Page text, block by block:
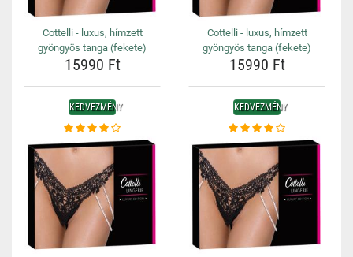
Cottelli - luxus, hímzett
gyöngyös tanga (fekete)
15990 Ft
Cottelli - luxus, hímzett
gyöngyös tanga (fekete)
15990 Ft
KEDVEZMÉNY KEDVEZMÉNY